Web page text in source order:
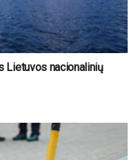
Lietuvos nacionalinių